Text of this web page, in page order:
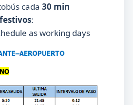
cada 30 min
:
as working days